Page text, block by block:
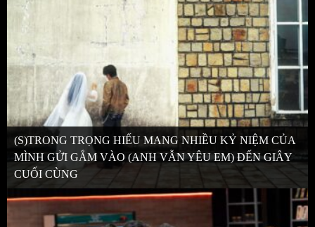
(S)TRONG TRỌNG HIẾU MANG NHIỀU KỶ NIỆM CỦA
MÌNH GỬI GẮM VÀO (ANH VẪN YÊU EM) ĐẾN GIÂY
CUỐI CÙNG